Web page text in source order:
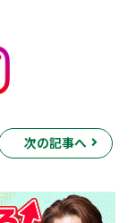
次の記事へ